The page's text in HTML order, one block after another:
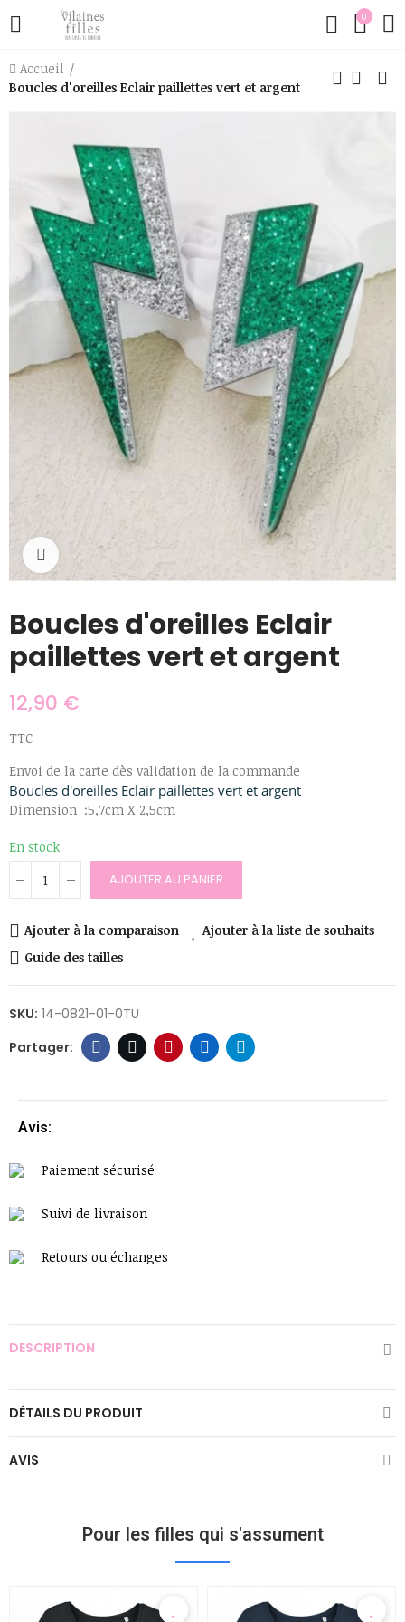
0
Accueil
Boucles d'oreilles Eclair paillettes vert et argent
Cliquer pour agrandir
Boucles d'oreilles Eclair
paillettes vert et argent
12,90 €
TTC
Envoi de la carte dès validation de la commande
Boucles d'oreilles Eclair paillettes vert et argent
Dimension :5,7cm X 2,5cm
En stock
AJOUTER AU PANIER
Ajouter à la comparaison
Ajouter à la liste de souhaits
Guide des tailles
SKU: 14-0821-01-0TU
Avis:
Paiement sécurisé
Suivi de livraison
Retours ou échanges
DESCRIPTION
DÉTAILS DU PRODUIT
AVIS
Pour les filles qui s'assument